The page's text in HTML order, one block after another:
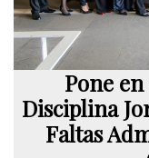
Pone
Disciplina
Faltas